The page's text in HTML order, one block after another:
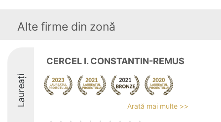
Alte firme din zonă
Laureați
CERCEL I. CONSTANTIN-REMUS
Arată mai multe >>